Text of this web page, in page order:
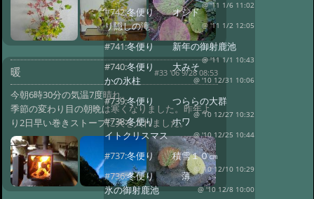
暖 #33 '06 9/28 08:53
今朝6時30分の気温7度晴れ。
季節の変わり目の朝晩は寒くなりました。昨年よ
り2日早い巻きストーブに火を入れました。
@ '11 1/6 11:02
#742:冬便り オシド
リ隠しの滝
@ '11 1/2 12:05
#741:冬便り 新年の御射鹿池
@ '11 1/1 10:43
#740:冬便り 大みそ
かの氷柱
@ '10 12/31 10:06
#739:冬便り つららの大群
@ '10 12/27 10:32
#738:冬便り ホワ
イトクリスマス
@ '10 12/25 10:44
#737:冬便り 積雪１０㎝
@ '10 12/10 10:29
#736:冬便り 薄
氷の御射鹿池
@ '10 12/8 10:00